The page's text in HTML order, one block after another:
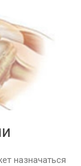
назначаться